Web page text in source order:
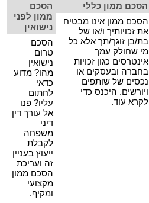
הסכם ממון כללי
הסכם ממון אינו מבטיח
את זכויותיך ו/או של
בת/בן זוגך/תך אלא כל
מי שחולק עמך
אינטרסים כגון זכויות
בחברה ובעסקים או
נכסים של שותפים
ויורשים. היכנס כדי
לקרא עוד.
הסכם
ממון לפני
נישואין
הסכם
טרום
נישואין –
מהו? מדוע
כדאי
לחתום
עליו? פנו
אל עורך דין
דיני
משפחה
לקבלת
ייעוץ בעניין
זה ועריכת
הסכם ממון
מקצועי
ומקיף.